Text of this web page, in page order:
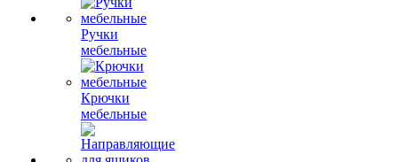
Ручки
мебельные
Крючки
мебельные